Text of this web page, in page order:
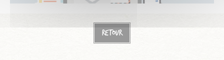
Retour